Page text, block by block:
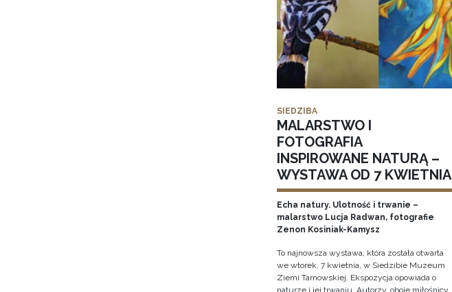
SIEDZIBA
MALARSTWO I
FOTOGRAFIA
INSPIROWANE NATURĄ –
WYSTAWA OD 7 KWIETNIA
Echa natury. Ulotność i trwanie –
malarstwo Lucja Radwan, fotografie
Zenon Kosiniak-Kamysz
To najnowsza wystawa, która została otwarta
we wtorek, 7 kwietnia, w Siedzibie Muzeum
Ziemi Tarnowskiej. Ekspozycja opowiada o
naturze i jej trwaniu. Autorzy, oboje miłośnicy